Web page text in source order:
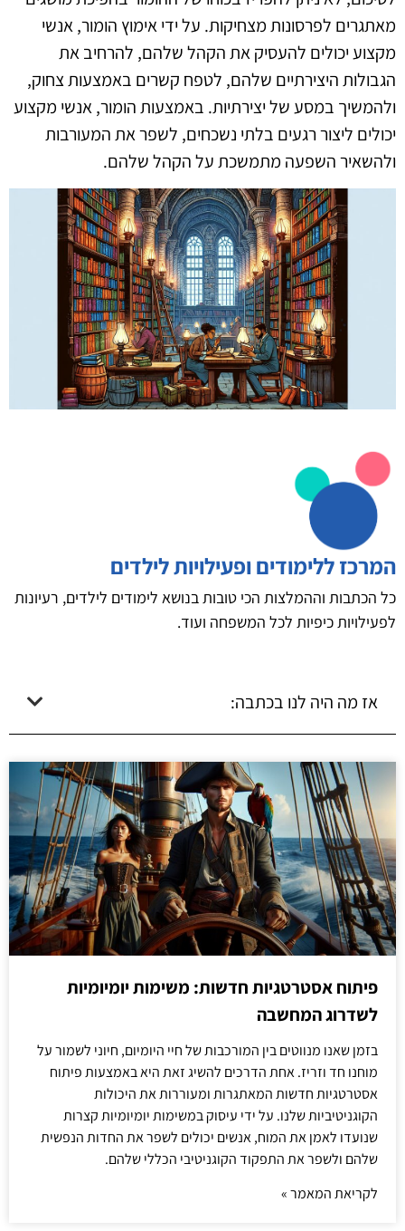
מאתגרים לפרסונות מצחיקות. על ידי אימוץ הומור, אנשי
מקצוע יכולים להעסיק את הקהל שלהם, להרחיב את
הגבולות היצירתיים שלהם, לטפח קשרים באמצעות צחוק,
ולהמשיך במסע של יצירתיות. באמצעות הומור, אנשי מקצוע
יכולים ליצור רגעים בלתי נשכחים, לשפר את המעורבות
ולהשאיר השפעה מתמשכת על הקהל שלהם.
המרכז ללימודים ופעילויות לילדים
כל הכתבות וההמלצות הכי טובות בנושא לימודים לילדים, רעיונות
לפעילויות כיפיות לכל המשפחה ועוד.
אז מה היה לנו בכתבה:
פיתוח אסטרטגיות חדשות: משימות יומיומיות
לשדרוג המחשבה
בזמן שאנו מנווטים בין המורכבות של חיי היומיום, חיוני לשמור על
מוחנו חד וזריז. אחת הדרכים להשיג זאת היא באמצעות פיתוח
אסטרטגיות חדשות המאתגרות ומעוררות את היכולות
הקוגניטיביות שלנו. על ידי עיסוק במשימות יומיומיות קצרות
שנועדו לאמן את המוח, אנשים יכולים לשפר את החדות הנפשית
שלהם ולשפר את התפקוד הקוגניטיבי הכללי שלהם.
לקריאת המאמר »